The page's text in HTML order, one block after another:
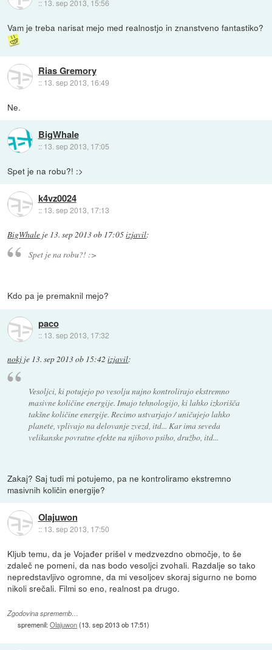
:: 13. sep 2013, 15:56
Vam je treba narisat mejo med realnostjo in znanstveno fantastiko?
Rias Gremory
:: 13. sep 2013, 16:49
Ne.
BigWhale
:: 13. sep 2013, 17:05
Spet je na robu?! :>
k4vz0024
:: 13. sep 2013, 17:13
BigWhale je 13. sep 2013 ob 17:05izjavil:
Spet je na robu?! :>
Kdo pa je premaknil mejo?
paco
:: 13. sep 2013, 17:32
nokj je 13. sep 2013 ob 15:42 izjavil:
Vesoljci, ki potujejo po vesolju nujno kontrolirajo ekstremno
masivne količine energije. Imajo tehnologijo, ki lahko izkorišča
takšne količine energije. Recimo ustvarjajo / uničujejo lahko
planete, vplivajo na delovanje zvezd, itd... Kar ima seveda
velikanske povratne efekte na njihovo psiho, družbo, itd...
Zakaj? Saj tudi mi potujemo, pa ne kontroliramo ekstremno
masivnih količin energije?
Olajuwon
:: 13. sep 2013, 17:50
Kljub temu, da je Vojađer prišel v medzvezdno območje, to še
zdaleč ne pomeni, da nas bodo vesoljci zvohali. Razdalje so tako
nepredstavljivo ogromne, da mi vesoljcev skoraj sigurno ne bomo
nikoli srečali. Filmi so eno, realnost pa drugo.
Zgodovina sprememb…
spremenil:Olajuwon(13. sep 2013 ob 17:51)